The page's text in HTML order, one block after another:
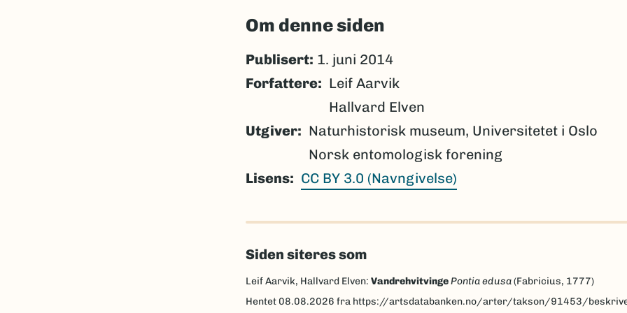
Om denne siden
Publisert: 1. juni 2014
Forfattere
Leif Aarvik
Hallvard Elven
Utgiver
Naturhistorisk museum, Universitetet i Oslo
Norsk entomologisk forening
Lisens
CC BY 3.0 (Navngivelse)
Siden siteres som
Leif Aarvik, Hallvard Elven: VandrehvitvingePontia edusa(Fabricius, 1777)
Hentet 08.08.2026 fra https://artsdatabanken.no/arter/takson/91453/